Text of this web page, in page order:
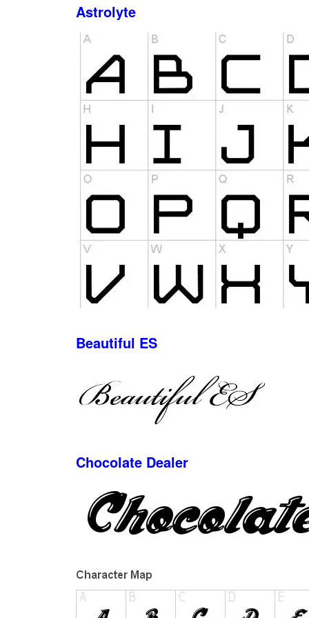
Astrolyte
Beautiful ES
Chocolate Dealer